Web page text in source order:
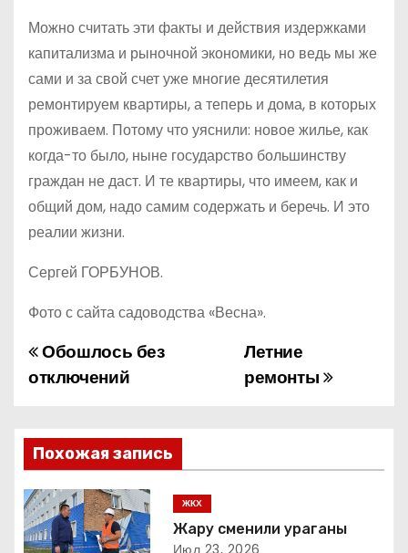
Можно считать эти факты и действия издержками
капитализма и рыночной экономики, но ведь мы же
сами и за свой счет уже многие десятилетия
ремонтируем квартиры, а теперь и дома, в которых
проживаем. Потому что уяснили: новое жилье, как
когда-то было, ныне государство большинству
граждан не даст. И те квартиры, что имеем, как и
общий дом, надо самим содержать и беречь. И это
реалии жизни.
Сергей ГОРБУНОВ.
Фото с сайта садоводства «Весна».
Н
в
и
г
Летние
ремонты
Обошлось без
отключений
Похожая запись
ЖКХ
Жару сменили ураганы